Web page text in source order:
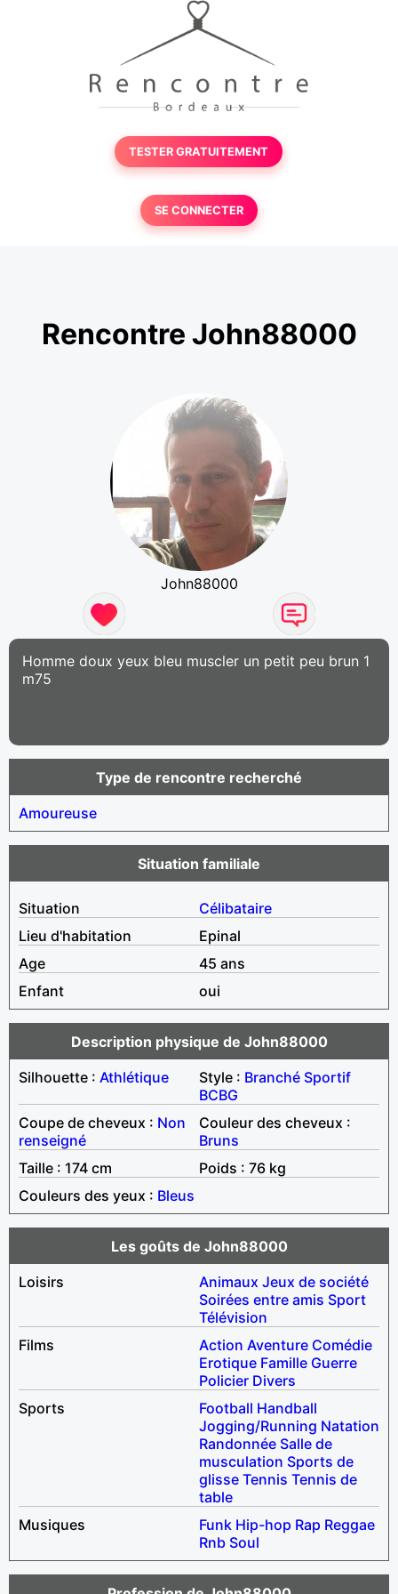
TESTER GRATUITEMENT
SE CONNECTER
Rencontre John88000
John88000
Homme doux yeux bleu muscler un petit peu brun 1
m75
Type de rencontre recherché
Amoureuse
Situation familiale
Situation
Célibataire
Lieu d'habitation
Epinal
Age
45 ans
Enfant
oui
Description physique de John88000
Silhouette : Athlétique Style : Branché Sportif
BCBG
Coupe de cheveux : Non
renseigné
Couleur des cheveux :
Bruns
Taille : 174 cm
Poids : 76 kg
Couleurs des yeux : Bleus
Les goûts de John88000
Loisirs
Animaux Jeux de société
Soirées entre amis Sport
Télévision
Films
Action Aventure Comédie
Erotique Famille Guerre
Policier Divers
Sports
Football Handball
Jogging/Running Natation
Randonnée Salle de
musculation Sports de
glisse Tennis Tennis de
table
Musiques
Funk Hip-hop Rap Reggae
Rnb Soul